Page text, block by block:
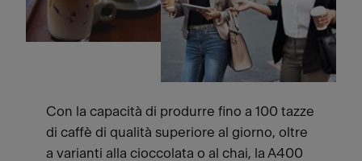
Con la capacità di produrre fino a 100 tazze
di caffè di qualità superiore al giorno, oltre
a varianti alla cioccolata o al chai, la A400